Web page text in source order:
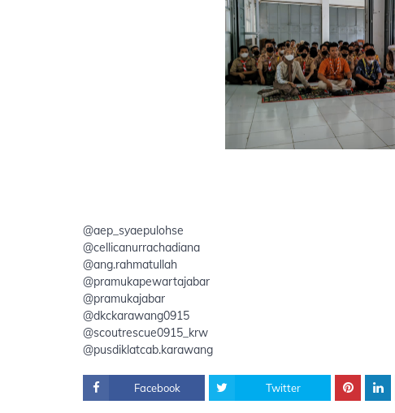
@aep_syaepulohse
@cellicanurrachadiana
@ang.rahmatullah
@pramukapewartajabar
@pramukajabar
@dkckarawang0915
@scoutrescue0915_krw
@pusdiklatcab.karawang
Facebook Twitter